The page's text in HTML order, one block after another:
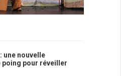
une nouvelle
poing pour réveiller